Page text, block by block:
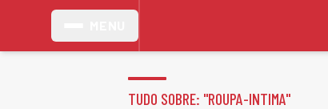
TUDO SOBRE: "ROUPA-INTIMA"